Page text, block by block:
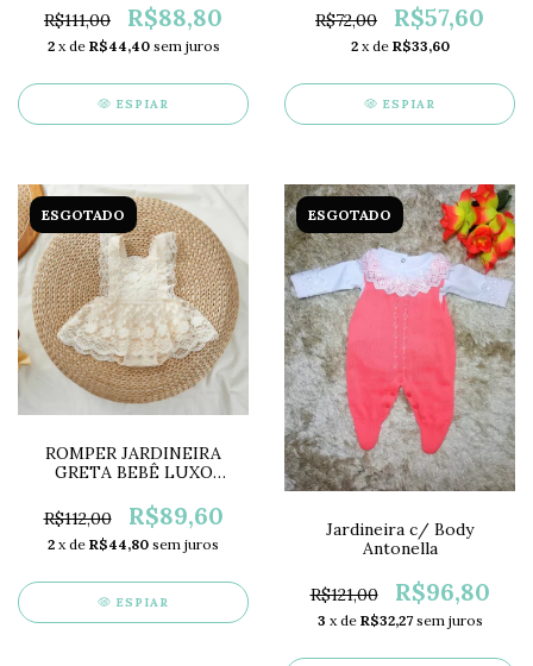
R$111,00
R$88,80
2 x de R$44,40 sem juros
ESPIAR
R$72,00 R$57,60
2 x de R$33,60
ESPIAR
ESGOTADO
ROMPER JARDINEIRA
GRETA BEBÊ LUXO
R$112,00
R$89,60
2 x de R$44,80 sem juros
ESPIAR
ESGOTADO
Jardineira c/ Body
Antonella
R$121,00 R$96,80
3 x de R$32,27 sem juros